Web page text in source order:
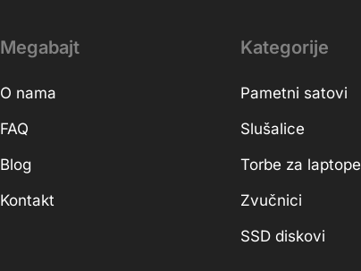
Megabajt
O nama
FAQ
Blog
Kontakt
Kategorije
Pametni satovi
Slušalice
Torbe za laptope
Zvučnici
SSD diskovi